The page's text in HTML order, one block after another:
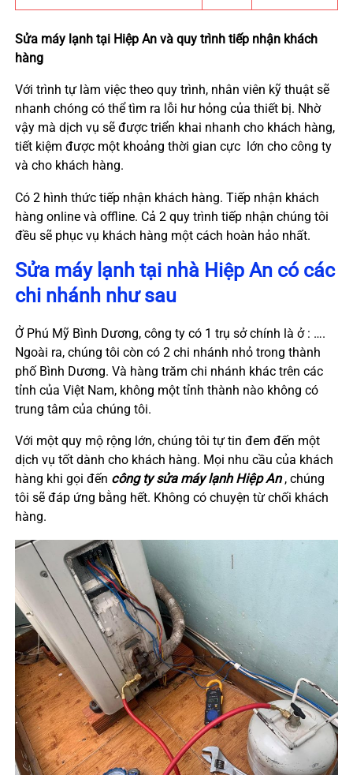
Sửa máy lạnh tại Hiệp Anvà quy trình tiếp nhận khách
hàng
Với trình tự làm việc theo quy trình, nhân viên kỹ thuật sẽ
nhanh chóng có thể tìm ra lỗi hư hỏng của thiết bị. Nhờ
vậy mà dịch vụ sẽ được triển khai nhanh cho khách hàng,
tiết kiệm được một khoảng thời gian cực lớn cho công ty
và cho khách hàng.
Có 2 hình thức tiếp nhận khách hàng. Tiếp nhận khách
hàng online và offline. Cả 2 quy trình tiếp nhận chúng tôi
đều sẽ phục vụ khách hàng một cách hoàn hảo nhất.
Sửa máy lạnh tại nhà Hiệp Ancó các
chi nhánh như sau
Ở Phú Mỹ Bình Dương, công ty có 1 trụ sở chính là ở : ….
Ngoài ra, chúng tôi còn có 2 chi nhánh nhỏ trong thành
phố Bình Dương. Và hàng trăm chi nhánh khác trên các
tỉnh của Việt Nam, không một tỉnh thành nào không có
trung tâm của chúng tôi.
Với một quy mộ rộng lớn, chúng tôi tự tin đem đến một
dịch vụ tốt dành cho khách hàng. Mọi nhu cầu của khách
hàng khi gọi đến công ty sửa máy lạnhHiệp An , chúng
tôi sẽ đáp ứng bằng hết. Không có chuyện từ chối khách
hàng.